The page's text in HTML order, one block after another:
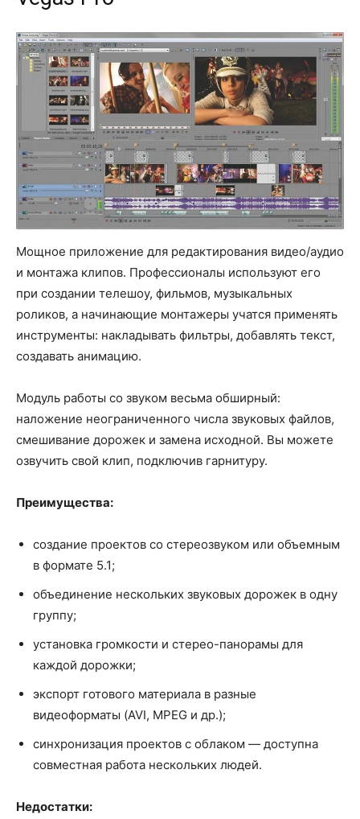
Мощное приложение для редактирования видео/аудио
и монтажа клипов. Профессионалы используют его
при создании телешоу, фильмов, музыкальных
роликов, а начинающие монтажеры учатся применять
инструменты: накладывать фильтры, добавлять текст,
создавать анимацию.
Модуль работы со звуком весьма обширный:
наложение неограниченного числа звуковых файлов,
смешивание дорожек и замена исходной. Вы можете
озвучить свой клип, подключив гарнитуру.
Преимущества:
создание проектов со стереозвуком или объемным
в формате 5.1;
объединение нескольких звуковых дорожек в одну
группу;
установка громкости и стерео-панорамы для
каждой дорожки;
экспорт готового материала в разные
видеоформаты (AVI, MPEG и др.);
синхронизация проектов с облаком — доступна
совместная работа нескольких людей.
Недостатки: